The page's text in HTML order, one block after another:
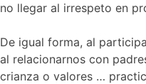
no llegar al irrespeto en
De igual forma, al
al relacionarnos con
crianza o valores …